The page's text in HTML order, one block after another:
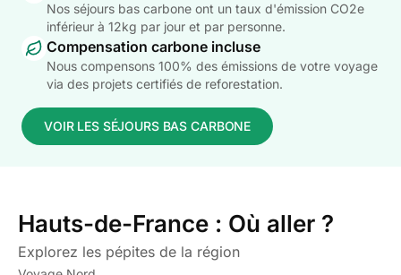
Nos séjours bas carbone ont un taux d'émission CO2e
inférieur à 12kg par jour et par personne.
Compensation carbone incluse
Nous compensons 100% des émissions de votre voyage
via des projets certifiés de reforestation.
VOIR LES SÉJOURS BAS CARBONE
Hauts-de-France : Où aller ?
Explorez les pépites de la région